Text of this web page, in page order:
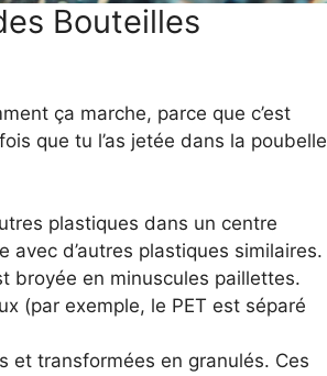
Bouteilles
ça marche, parce que c’est
que tu l’as jetée dans la poubelle
plastiques dans un centre
d’autres plastiques similaires.
broyée en minuscules paillettes.
(par exemple, le PET est séparé
et transformées en granulés. Ces